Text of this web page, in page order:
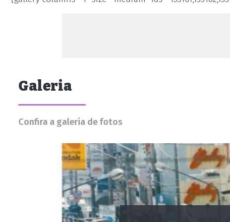
Galeria
Confira a galeria de fotos